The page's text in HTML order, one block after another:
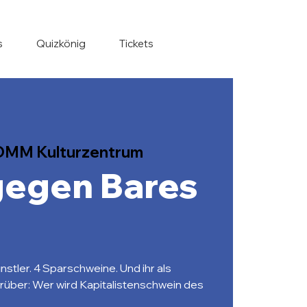
Quizkönig Tickets
Kulturzentrum
Bares
4 Sparschweine. Und ihr als
Wer wird Kapitalistenschwein des